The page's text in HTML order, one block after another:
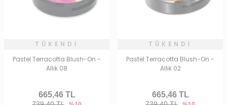
TÜKENDI
Pastel Terracotta Blush-On -
Allık 08
665,46TL
TÜKENDI
Pastel Terracotta Blush-On -
Allık 02
665,46TL